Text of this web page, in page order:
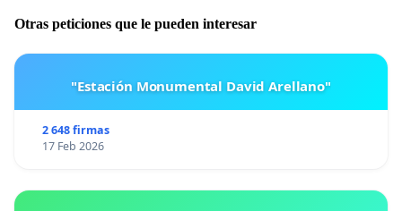
Otras peticiones que le pueden interesar
"Estación Monumental David Arellano"
2 648 firmas
17 Feb 2026